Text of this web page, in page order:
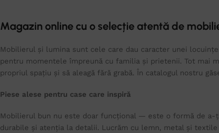
Magazin online cu o selecție atentă de
Mobilierul și lumina sunt cele care dau caracter unei
pentru momentele împreună cu familia și prietenii. Tot mai
propriul spațiu și să aleagă fără grabă. În catalogul nostru
Piese alese pentru case care inspiră
Mobilierul bun nu este doar funcțional — este o formă de
durabile și atenția la detalii. Lucrăm cu lemn, metal și